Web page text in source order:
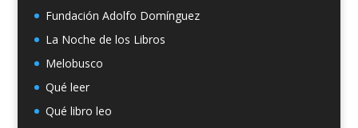
Fundación Adolfo Domínguez
La Noche de los Libros
Melobusco
Qué leer
Qué libro leo